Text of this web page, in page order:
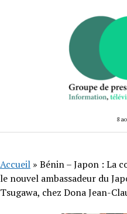
8
Accueil » Bénin – Japon : La
le nouvel ambassadeur du
Tsugawa, chez Dona Jean-